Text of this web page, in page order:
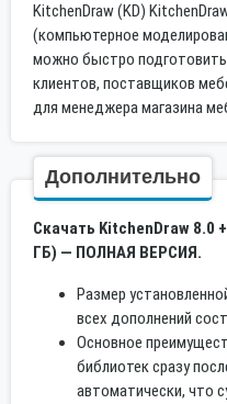
KitchenDraw (KD)
(компьютерное
можно быстро
клиентов, поставщиков
для менеджера магазина
Дополнительно
Скачать KitchenDraw 8.0
ГБ) — ПОЛНАЯ ВЕРСИЯ.
Размер
всех дополнений
Основное
библиотек сразу
автоматически, что